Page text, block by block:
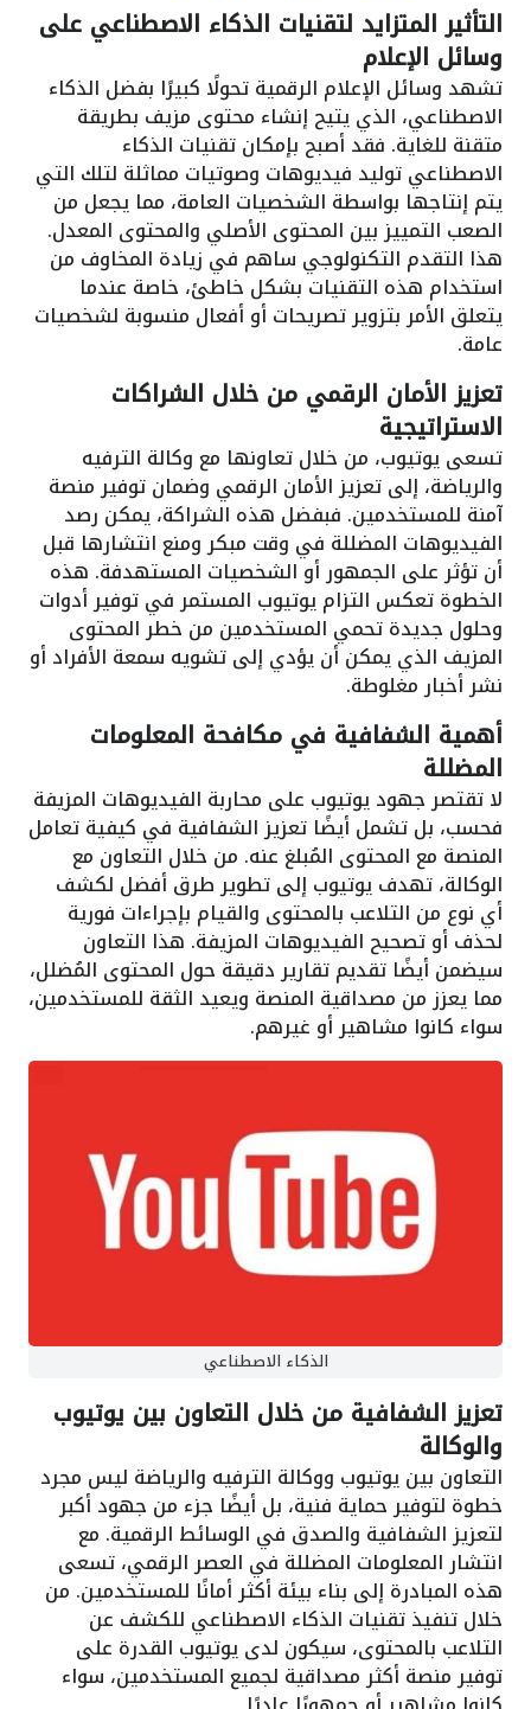
التأثير المتزايد لتقنيات الذكاء الاصطناعي على
وسائل الإعلام
تشهد وسائل الإعلام الرقمية تحولًا كبيرًا بفضل الذكاء
الاصطناعي، الذي يتيح إنشاء محتوى مزيف بطريقة
متقنة للغاية. فقد أصبح بإمكان تقنيات الذكاء
الاصطناعي توليد فيديوهات وصوتيات مماثلة لتلك التي
يتم إنتاجها بواسطة الشخصيات العامة، مما يجعل من
الصعب التمييز بين المحتوى الأصلي والمحتوى المعدل.
هذا التقدم التكنولوجي ساهم في زيادة المخاوف من
استخدام هذه التقنيات بشكل خاطئ، خاصة عندما
يتعلق الأمر بتزوير تصريحات أو أفعال منسوبة لشخصيات
عامة.
تعزيز الأمان الرقمي من خلال الشراكات
الاستراتيجية
تسعى يوتيوب، من خلال تعاونها مع وكالة الترفيه
والرياضة، إلى تعزيز الأمان الرقمي وضمان توفير منصة
آمنة للمستخدمين. فبفضل هذه الشراكة، يمكن رصد
الفيديوهات المضللة في وقت مبكر ومنع انتشارها قبل
أن تؤثر على الجمهور أو الشخصيات المستهدفة. هذه
الخطوة تعكس التزام يوتيوب المستمر في توفير أدوات
وحلول جديدة تحمي المستخدمين من خطر المحتوى
المزيف الذي يمكن أن يؤدي إلى تشويه سمعة الأفراد أو
نشر أخبار مغلوطة.
أهمية الشفافية في مكافحة المعلومات
المضللة
لا تقتصر جهود يوتيوب على محاربة الفيديوهات المزيفة
فحسب، بل تشمل أيضًا تعزيز الشفافية في كيفية تعامل
المنصة مع المحتوى المُبلغ عنه. من خلال التعاون مع
الوكالة، تهدف يوتيوب إلى تطوير طرق أفضل لكشف
أي نوع من التلاعب بالمحتوى والقيام بإجراءات فورية
لحذف أو تصحيح الفيديوهات المزيفة. هذا التعاون
سيضمن أيضًا تقديم تقارير دقيقة حول المحتوى المُضلل،
مما يعزز من مصداقية المنصة ويعيد الثقة للمستخدمين،
سواء كانوا مشاهير أو غيرهم.
الذكاء الاصطناعي
تعزيز الشفافية من خلال التعاون بين يوتيوب
والوكالة
التعاون بين يوتيوب ووكالة الترفيه والرياضة ليس مجرد
خطوة لتوفير حماية فنية، بل أيضًا جزء من جهود أكبر
لتعزيز الشفافية والصدق في الوسائط الرقمية. مع
انتشار المعلومات المضللة في العصر الرقمي، تسعى
هذه المبادرة إلى بناء بيئة أكثر أمانًا للمستخدمين. من
خلال تنفيذ تقنيات الذكاء الاصطناعي للكشف عن
التلاعب بالمحتوى، سيكون لدى يوتيوب القدرة على
توفير منصة أكثر مصداقية لجميع المستخدمين، سواء